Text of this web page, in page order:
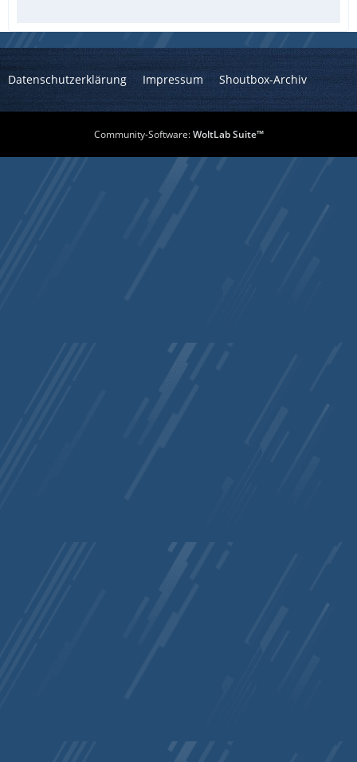
Datenschutzerklärung Impressum Shoutbox-Archiv
Community-Software:WoltLab Suite™